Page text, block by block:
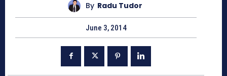
By Radu Tudor
June 3, 2014